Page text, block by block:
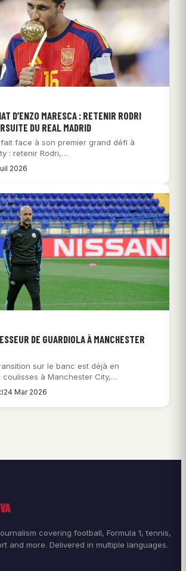
D’ENZO MARESCA : RETENIR RODRI
DU REAL MADRID
face à son premier grand défi à
: retenir Rodri,…
2026
DE GUARDIOLA À MANCHESTER
sur le banc est déjà en
coulisses à Manchester City,…
24 Mar 2026
covering football, Formula 1, tennis,
and more. Delivered in multiple languages.